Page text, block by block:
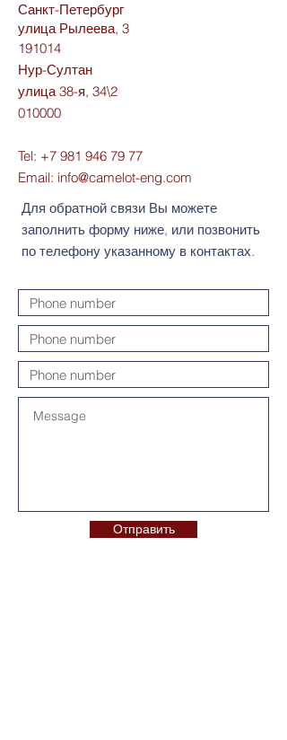
Санкт-Петербург
улица Рылеева, 3
191014
Нур-Султан
улица 38-я, 34\2
010000
Tel: +7 981 946 79 77
Email: info@camelot-eng.com
Для обратной связи Вы можете
заполнить форму ниже, или позвонить
по телефону указанному в контактах.
Отправить